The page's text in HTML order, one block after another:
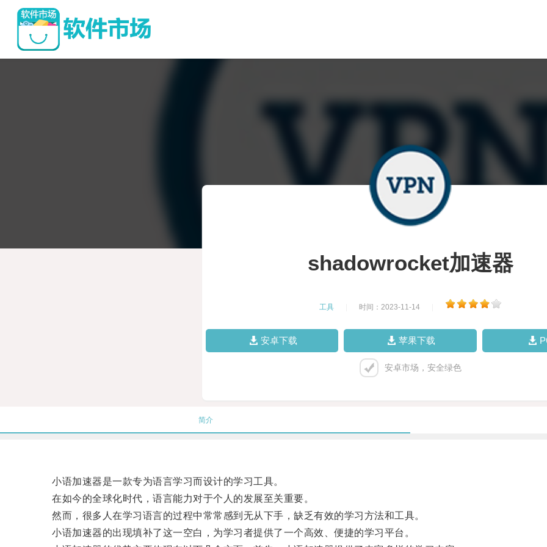
shadowrocket加速器
工具 时间：2023-11-14
安卓下载 苹果下载
安卓市场，安全绿色
简介
小语加速器是一款专为语言学习而设计的学习工具。
在如今的全球化时代，语言能力对于个人的发展至关重要。
然而，很多人在学习语言的过程中常常感到无从下手，缺乏有效的学习方法和工具。
小语加速器的出现填补了这一空白，为学习者提供了一个高效、便捷的学习平台。